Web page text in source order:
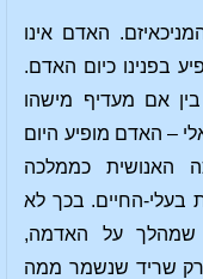
האדם אינו
בפנינו כיום האדם.
אם מעדיף מישהו
– האדם מופיע היום
האנושית כממלכה
בעלי-החיים. בכך לא
שמהלך על האדמה,
רק שריד שנשמר ממה